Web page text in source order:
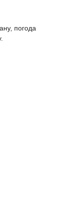
погода